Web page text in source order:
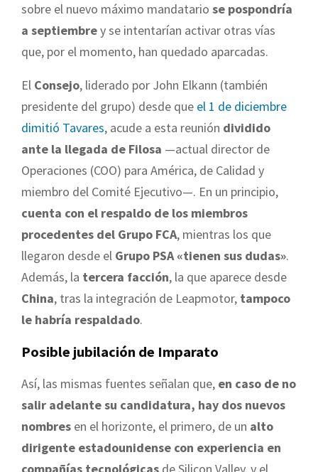
sobre el nuevo máximo mandatario se pospondría
a septiembrey se intentarían activar otras vías
que, por el momento, han quedado aparcadas.
El Consejo, liderado por John Elkann (también
presidente del grupo) desde que el 1 de diciembre
dimitió Tavares, acude a esta reunión dividido
ante la llegada de Filosa —actual director de
Operaciones (COO) para América, de Calidad y
miembro del Comité Ejecutivo—. En un principio,
cuenta con el respaldo de los miembros
procedentes del Grupo FCA, mientras los que
llegaron desde el Grupo PSA «tienen sus dudas».
Además, la tercera facción, la que aparece desde
China, tras la integración de Leapmotor, tampoco
le habría respaldado.
Posible jubilación de Imparato
Así, las mismas fuentes señalan que, en caso de no
salir adelante su candidatura, hay dos nuevos
nombres en el horizonte, el primero, de un alto
dirigente estadounidense con experiencia en